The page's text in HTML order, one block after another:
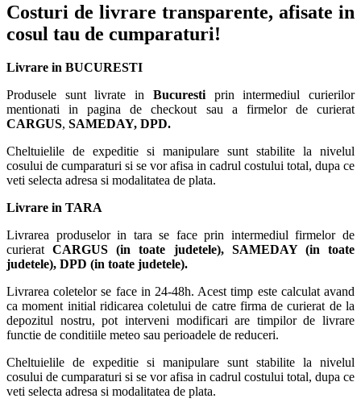
Costuri de livrare transparente, afisate in
cosul tau de cumparaturi!
Livrare in BUCURESTI
Produsele sunt livrate in Bucurestiprin intermediul curierilor
mentionati in pagina de checkout sau a firmelor de curierat
CARGUS, SAMEDAY, DPD.
Cheltuielile de expeditie si manipulare sunt stabilite la nivelul
cosului de cumparaturi si se vor afisa in cadrul costului total, dupa ce
veti selecta adresa si modalitatea de plata.
Livrare in TARA
Livrarea produselor in tara se face prin intermediul firmelor de
curieratCARGUS (in toate judetele),
SAMEDAY (in toate
judetele), DPD (in toate judetele).
Livrarea coletelor se face in 24-48h. Acest timp este calculat avand
ca moment initial ridicarea coletului de catre firma de curierat de la
depozitul nostru, pot interveni modificari are timpilor de livrare
functie de conditiile meteo sau perioadele de reduceri.
Cheltuielile de expeditie si manipulare sunt stabilite la nivelul
cosului de cumparaturi si se vor afisa in cadrul costului total, dupa ce
veti selecta adresa si modalitatea de plata.